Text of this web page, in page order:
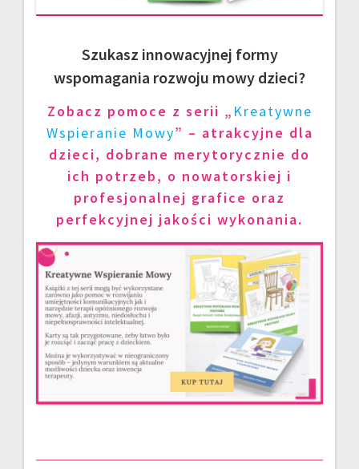
Szukasz innowacyjnej formy
wspomagania rozwoju mowy dzieci?
Zobacz pomoce z serii „ Kreatywne
Wspieranie Mowy” – atrakcyjne dla
dzieci, dobrane merytorycznie do
ich potrzeb, o nowatorskiej i
profesjonalnej grafice oraz
perfekcyjnej jakości wykonania.